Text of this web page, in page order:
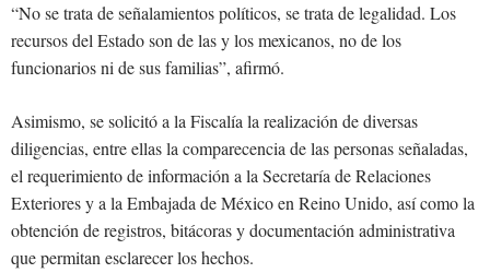
“No se trata de señalamientos políticos, se trata de legalidad. Los
recursos del Estado son de las y los mexicanos, no de los
funcionarios ni de sus familias”, afirmó.
Asimismo, se solicitó a la Fiscalía la realización de diversas
diligencias, entre ellas la comparecencia de las personas señaladas,
el requerimiento de información a la Secretaría de Relaciones
Exteriores y a la Embajada de México en Reino Unido, así como la
obtención de registros, bitácoras y documentación administrativa
que permitan esclarecer los hechos.